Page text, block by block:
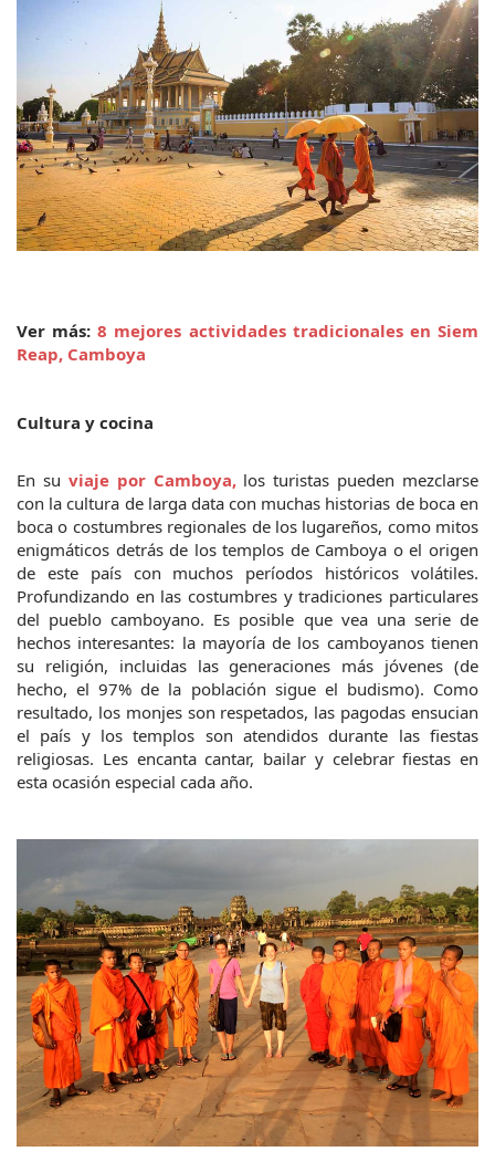
Ver más: 8 mejores actividades tradicionales en Siem
Reap, Camboya
Cultura y cocina
En su viaje por Camboya, los turistas pueden mezclarse
con la cultura de larga data con muchas historias de boca en
boca o costumbres regionales de los lugareños, como mitos
enigmáticos detrás de los templos de Camboya o el origen
de este país con muchos períodos históricos volátiles.
Profundizando en las costumbres y tradiciones particulares
del pueblo camboyano. Es posible que vea una serie de
hechos interesantes: la mayoría de los camboyanos tienen
su religión, incluidas las generaciones más jóvenes (de
hecho, el 97% de la población sigue el budismo). Como
resultado, los monjes son respetados, las pagodas ensucian
el país y los templos son atendidos durante las fiestas
religiosas. Les encanta cantar, bailar y celebrar fiestas en
esta ocasión especial cada año.